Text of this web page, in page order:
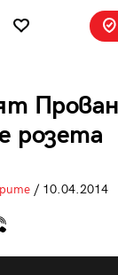
розета
/ 10.04.2014